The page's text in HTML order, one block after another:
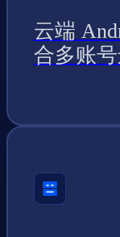
云端
合多账号